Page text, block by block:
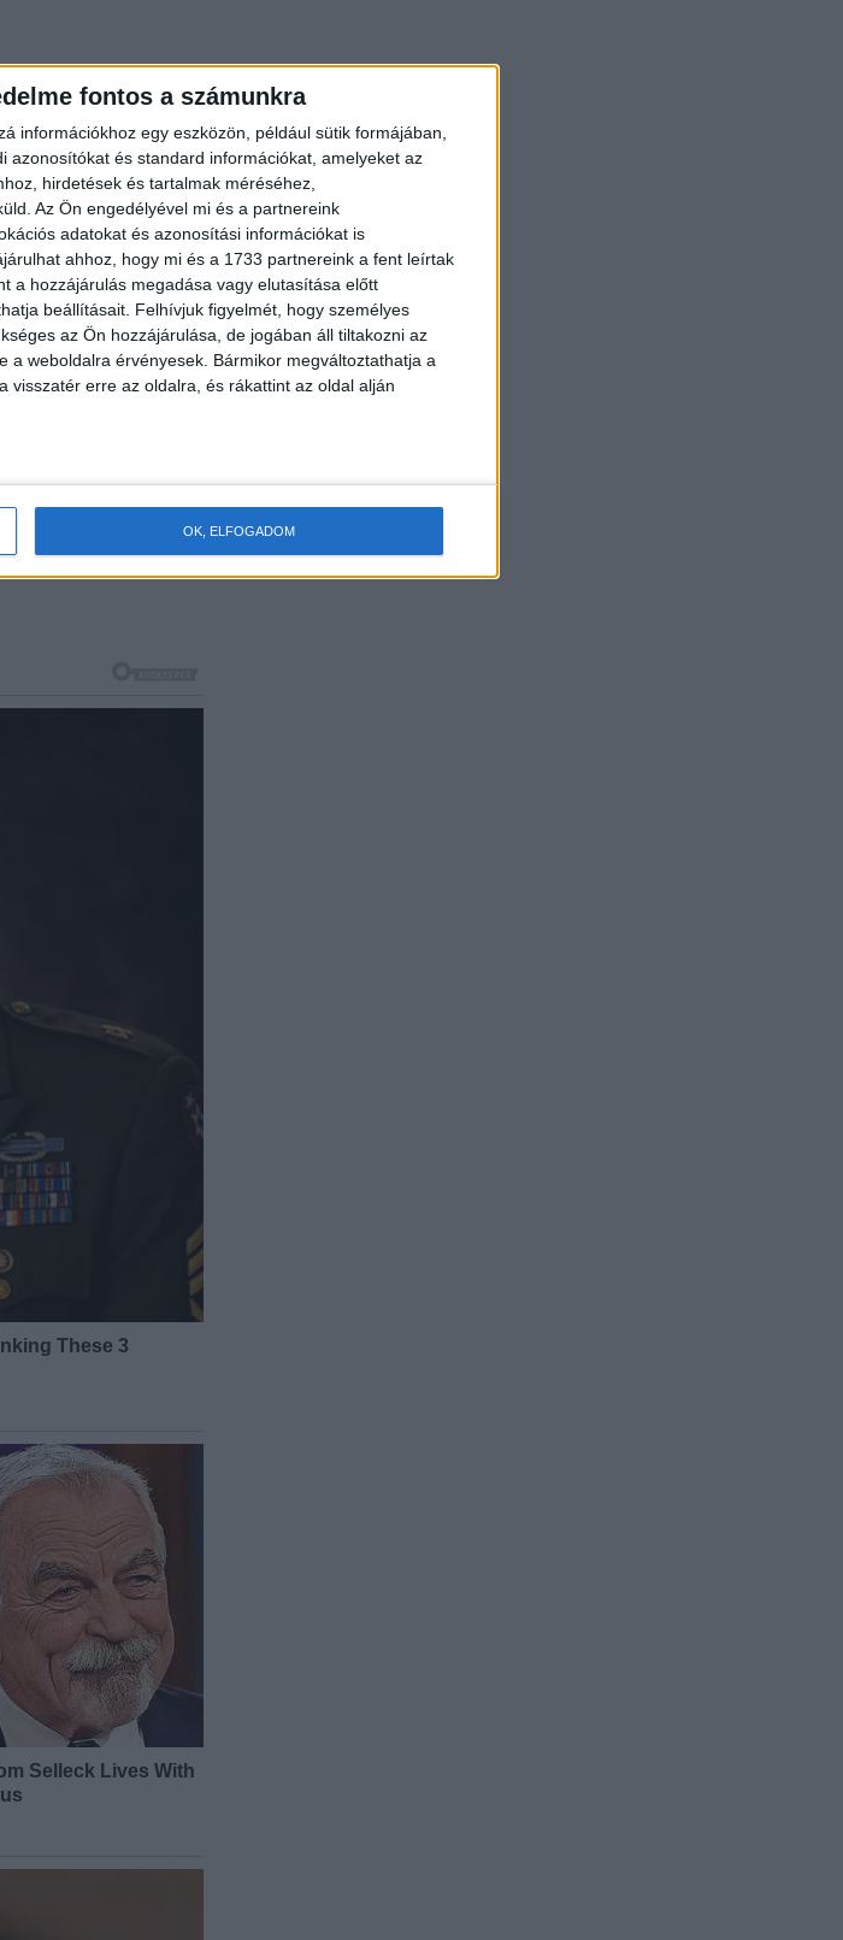
fontos a számunkra
információkhoz egy eszközön, például sütik formájában,
azonosítókat és standard információkat, amelyeket az
hirdetések és tartalmak méréséhez,
Az Ön engedélyével mi és a partnereink
adatokat és azonosítási információkat is
ahhoz, hogy mi és a 1733 partnereink a fent leírtak
a hozzájárulás megadása vagy elutasítása előtt
beállításait. Felhívjuk figyelmét, hogy személyes
az Ön hozzájárulása, de jogában áll tiltakozni az
a weboldalra érvényesek. Bármikor megváltoztathatja a
visszatér erre az oldalra, és rákattint az oldal alján
OK, ELFOGADOM
tud: